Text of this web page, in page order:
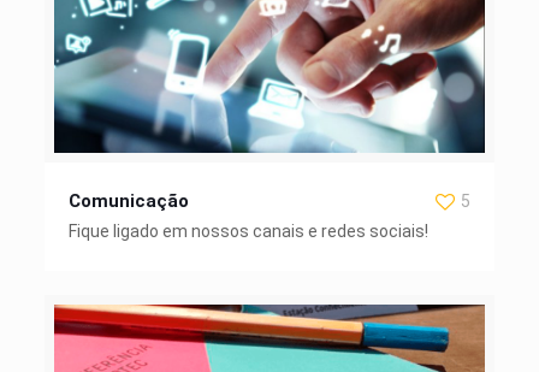
Comunicação
5
Fique ligado em nossos canais e redes sociais!